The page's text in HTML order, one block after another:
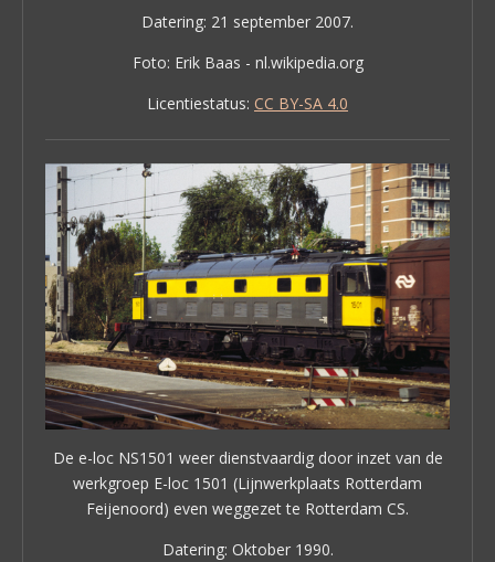
Datering: 21 september 2007.
Foto: Erik Baas - nl.wikipedia.org
Licentiestatus: CC BY-SA 4.0
De e-loc NS1501 weer dienstvaardig door inzet van de
werkgroep E-loc 1501 (Lijnwerkplaats Rotterdam
Feijenoord) even weggezet te Rotterdam CS.
Datering: Oktober 1990.